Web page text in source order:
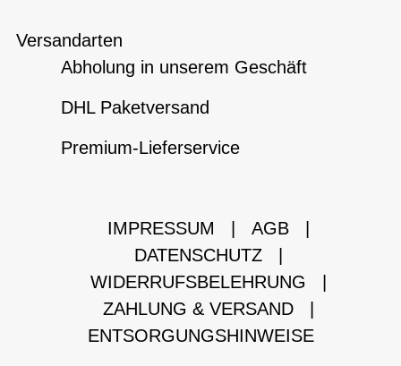
Versandarten
Abholung in unserem Geschäft
DHL Paketversand
Premium-Lieferservice
IMPRESSUM AGB
DATENSCHUTZ
WIDERRUFSBELEHRUNG
ZAHLUNG & VERSAND
ENTSORGUNGSHINWEISE